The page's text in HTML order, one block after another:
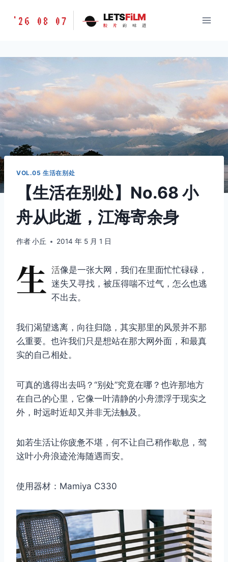
胶
味
LETSFILM
'26 08 07 LETSFiLM
胶 片 的 味 道
VOL.05 生活在别处
【生活在别处】No.68 小
舟从此逝，江海寄余身
作者小丘 2014 年 5 月 1 日
生 活像是一张大网，我们在里面忙忙碌碌，
迷失又寻找，被压得喘不过气，怎么也逃
不出去。
我们渴望逃离，向往归隐，其实那里的风景并不那
么重要。也许我们只是想站在那大网外面，和最真
实的自己相处。
可真的逃得出去吗？“别处”究竟在哪？也许那地方
在自己的心里，它像一叶清静的小舟漂浮于现实之
外，时远时近却又并非无法触及。
如若生活让你疲惫不堪，何不让自己稍作歇息，驾
这叶小舟浪迹沧海随遇而安。
使用器材：Mamiya C330